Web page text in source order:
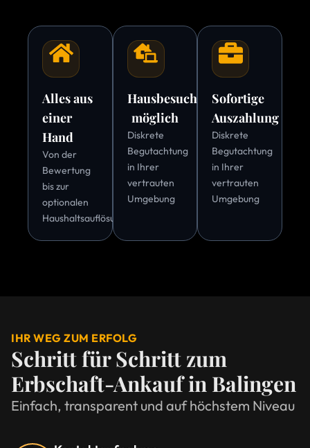
Alles aus
einer
Hand
Von der
Bewertung
bis zur
optionalen
Haushaltsauflösung
Hausbesuche
möglich
Diskrete
Begutachtung
in Ihrer
vertrauten
Umgebung
Sofortige
Auszahlung
Diskrete
Begutachtung
in Ihrer
vertrauten
Umgebung
IHR WEG ZUM ERFOLG
Schritt für Schritt zum
Erbschaft-Ankauf in Balingen
Einfach, transparent und auf höchstem Niveau